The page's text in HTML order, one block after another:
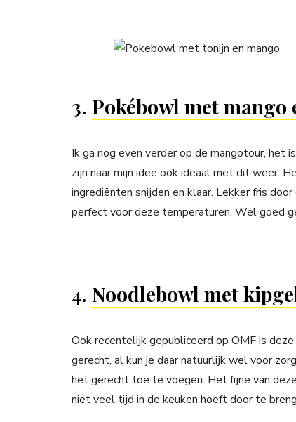
3. Pokébowl met mango
Ik ga nog even verder op de mangotour, het
zijn naar mijn idee ook ideaal met dit weer.
ingrediënten snijden en klaar. Lekker fris
perfect voor deze temperaturen. Wel goed
4. Noodlebowl met
Ook recentelijk gepubliceerd op OMF is
gerecht, al kun je daar natuurlijk wel voor
het gerecht toe te voegen. Het fijne van
niet veel tijd in de keuken hoeft door te